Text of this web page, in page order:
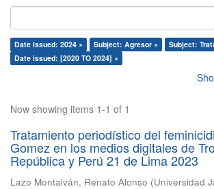
Date issued: 2024 × Subject: Agresor ×
Subject:
Date issued: [2020 TO 2024] ×
Now showing items 1-1 of 1
Tratamiento periodístico del
Gomez en los medios digitales de
República y Perú 21 de Lima 2023
Lazo Montalván, Renato Alonso (Universidad